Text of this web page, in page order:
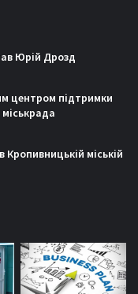
Юрій Дрозд
центром підтримки
Кропивницькій міській